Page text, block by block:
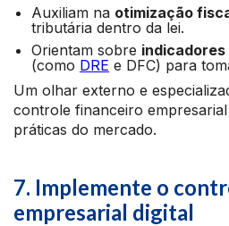
Auxiliam na otimização
tributária dentro da lei.
Orientam sobre indicadores
(como DRE e DFC) para
Um olhar externo e
controle financeiro
práticas do mercado.
7. Implemente o
empresarial digital